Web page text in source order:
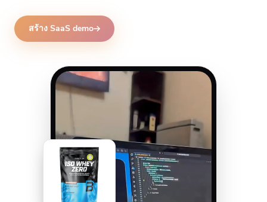
สร้าง SaaS demo